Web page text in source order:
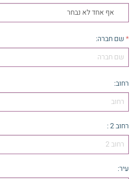
אף אחד לא נבחר
*שם חברה:
רחוב:
רחוב 2 :
עיר: